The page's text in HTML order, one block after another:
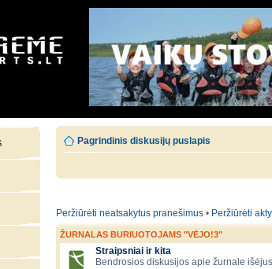
Pagrindinis diskusijų puslapis
Peržiūrėti neatsakytus pranešimus • Peržiūrėti
ŽURNALAS BURIUOTOJAMS "VĖJO!3"
Straipsniai ir kita
Bendrosios diskusijos apie žurnale